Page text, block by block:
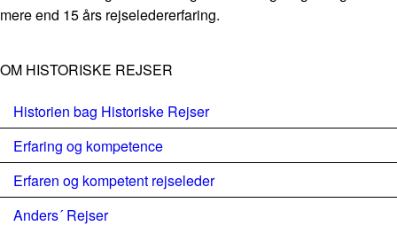
mere end 15 års rejseledererfaring.
OM HISTORISKE REJSER
Historien bag Historiske Rejser
Erfaring og kompetence
Erfaren og kompetent rejseleder
Anders´ Rejser